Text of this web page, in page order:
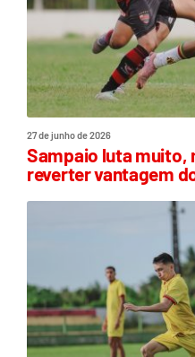
27 de junho de 2026
Sampaio luta muito,
reverter vantagem